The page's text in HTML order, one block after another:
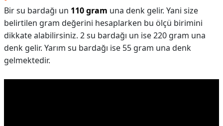
Bir su bardağı un 110 gram una denk gelir. Yani size
belirtilen gram değerini hesaplarken bu ölçü birimini
dikkate alabilirsiniz. 2 su bardağı un ise 220 gram una
denk gelir. Yarım su bardağı ise 55 gram una denk
gelmektedir.